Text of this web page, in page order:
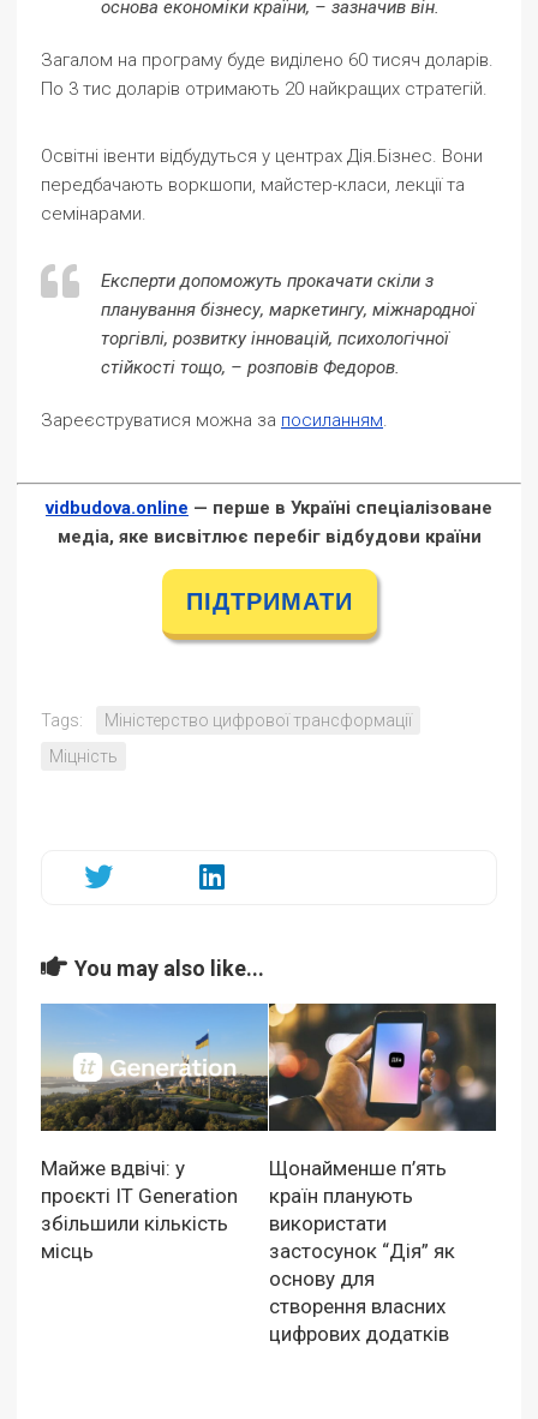
основа економіки країни, – зазначив він.
Загалом на програму буде виділено 60 тисяч доларів.
По 3 тис доларів отримають 20 найкращих стратегій.
Освітні івенти відбудуться у центрах Дія.Бізнес. Вони
передбачають воркшопи, майстер-класи, лекції та
семінарами.
Експерти допоможуть прокачати скіли з
планування бізнесу, маркетингу, міжнародної
торгівлі, розвитку інновацій, психологічної
стійкості тощо, – розповів Федоров.
Зареєструватися можна за посиланням.
vidbudova.online — перше в Україні спеціалізоване
медіа, яке висвітлює перебіг відбудови країни
ПІДТРИМАТИ
Tags:
Міністерство цифрової трансформації
Міцність
You may also like...
Майже вдвічі: у
проєкті IT Generation
збільшили кількість
місць
Щонайменше п’ять
країн планують
використати
застосунок “Дія” як
основу для
створення власних
цифрових додатків